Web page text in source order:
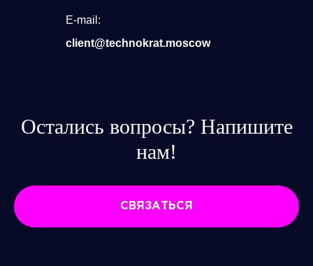
E-mail:
client@technokrat.moscow
Остались вопросы? Напишите
нам!
СВЯЗАТЬСЯ